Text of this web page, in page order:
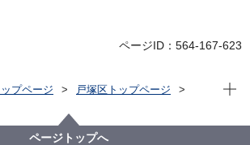
ページID：564-167-623
プページ
戸塚区トップページ
友好交流都市
現在
ページトップへ